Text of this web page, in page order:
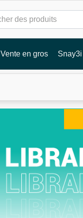
Vente en gros Snay3i